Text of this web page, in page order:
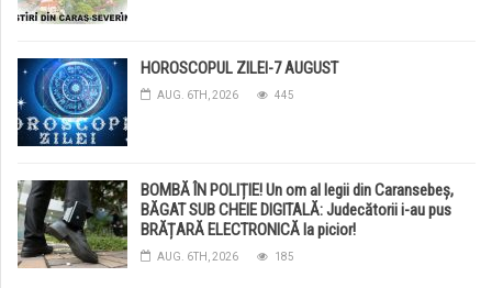
HOROSCOPUL ZILEI-7 AUGUST
AUG. 6TH, 2026 445
BOMBĂ ÎN POLIȚIE! Un om al legii din Caransebeș,
BĂGAT SUB CHEIE DIGITALĂ: Judecătorii i-au pus
BRĂȚARĂ ELECTRONICĂ la picior!
AUG. 6TH, 2026 185